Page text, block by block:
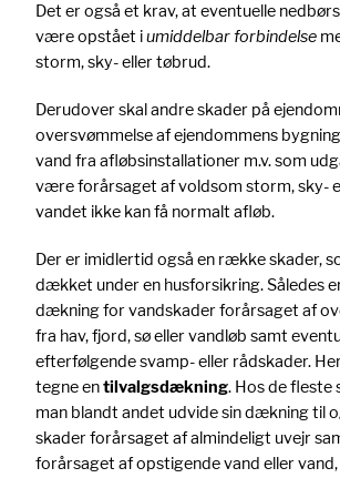
Det er også et krav, at eventuelle
være opstået iumiddelbar forbindelse
storm, sky- eller tøbrud.
Derudover skal andre skader på
oversvømmelse af ejendommens
vand fra afløbsinstallationer m.v. som
være forårsaget af voldsom storm, sky-
vandet ikke kan få normalt afløb.
Der er imidlertid også en række skader,
dækket under en husforsikring. Således
dækning for vandskader forårsaget af
fra hav, fjord, sø eller vandløb samt
efterfølgende svamp- eller rådskader.
tegne entilvalgsdækning. Hos de fleste
man blandt andet udvide sin dækning til
skader forårsaget af almindeligt uvejr
forårsaget af opstigende vand eller